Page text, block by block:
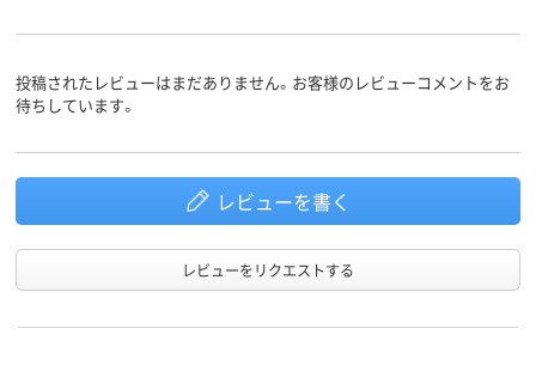
投稿されたレビューはまだありません。お客様のレビューコメントをお
待ちしています。
レビューを書く
レビューをリクエストする